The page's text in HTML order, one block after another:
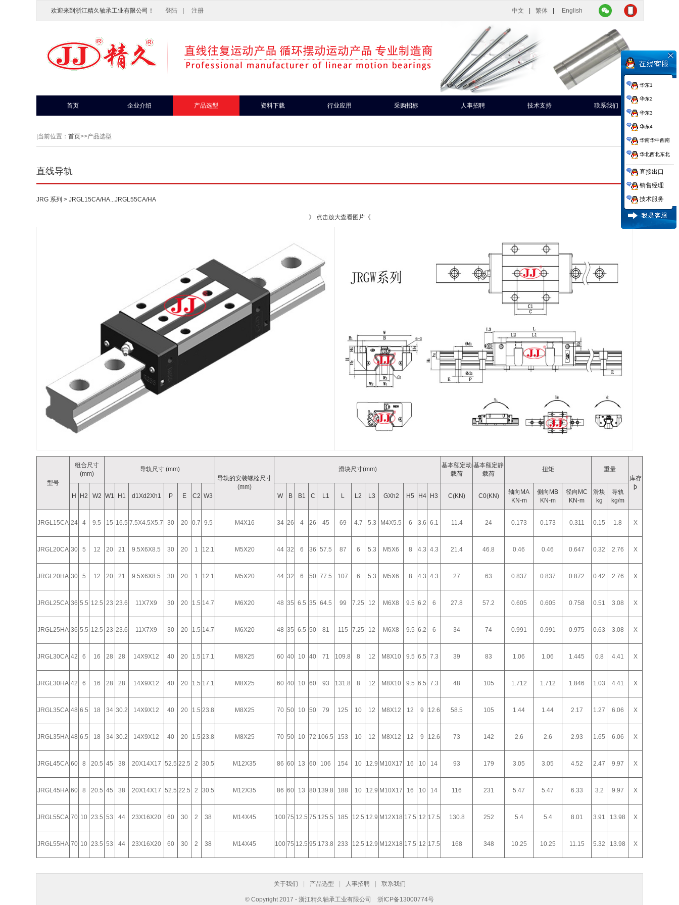
欢迎来到浙江精久轴承工业有限公司！ 登陆 注册 中文 繁体 English
首页 企业介绍 产品选型 资料下载 行业应用 采购招标 人事招聘 技术支持 联系我们
当前位置： 首页>>产品选型
直线导轨
JRG 系列 > JRGL15CA/HA...JRGL55CA/HA
》 点击放大查看图片《
型号
组合尺寸
(mm)
导轨尺寸 (mm)
导轨的安装螺栓尺寸
(mm)
滑块尺寸(mm)
基本额定动
载荷
基本额定静
载荷
扭矩
重量
库存
þ
H
H2 W2 W1 H1 d1Xd2Xh1 P E C2 W3 W B B1 C L1 L L2 L3 GXh2 H5 H4 H3 C(KN) C0(KN)
轴向MA
KN-m
侧向MB
KN-m
径向MC
KN-m
滑块
kg
导轨
kg/m
JRGL15CA 24 4 9.5 15 16.5 7.5X4.5X5.7 30 20 0.7 9.5 M4X16 34 26 4 26 45 69 4.7 5.3 M4X5.5 6 3.6 6.1 11.4 24 0.173 0.173 0.311 0.15 1.8 X
JRGL20CA 30 5 12 20 21 9.5X6X8.5 30 20 1 12.1 M5X20 44 32 6 36 57.5 87 6 5.3 M5X6 8 4.3 4.3 21.4 46.8 0.46 0.46 0.647 0.32 2.76 X
JRGL20HA 30 5 12 20 21 9.5X6X8.5 30 20 1 12.1 M5X20 44 32 6 50 77.5 107 6 5.3 M5X6 8 4.3 4.3 27 63 0.837 0.837 0.872 0.42 2.76 X
JRGL25CA 36 5.5 12.5 23 23.6 11X7X9 30 20 1.5 14.7 M6X20 48 35 6.5 35 64.5 99 7.25 12 M6X8 9.5 6.2 6 27.8 57.2 0.605 0.605 0.758 0.51 3.08 X
JRGL25HA 36 5.5 12.5 23 23.6 11X7X9 30 20 1.5 14.7 M6X20 48 35 6.5 50 81 115 7.25 12 M6X8 9.5 6.2 6 34 74 0.991 0.991 0.975 0.63 3.08 X
JRGL30CA 42 6 16 28 28 14X9X12 40 20 1.5 17.1 M8X25 60 40 10 40 71 109.8 8 12 M8X10 9.5 6.5 7.3 39 83 1.06 1.06 1.445 0.8 4.41 X
JRGL30HA 42 6 16 28 28 14X9X12 40 20 1.5 17.1 M8X25 60 40 10 60 93 131.8 8 12 M8X10 9.5 6.5 7.3 48 105 1.712 1.712 1.846 1.03 4.41 X
JRGL35CA 48 6.5 18 34 30.2 14X9X12 40 20 1.5 23.8 M8X25 70 50 10 50 79 125 10 12 M8X12 12 9 12.6 58.5 105 1.44 1.44 2.17 1.27 6.06 X
JRGL35HA 48 6.5 18 34 30.2 14X9X12 40 20 1.5 23.8 M8X25 70 50 10 72 106.5 153 10 12 M8X12 12 9 12.6 73 142 2.6 2.6 2.93 1.65 6.06 X
JRGL45CA 60 8 20.5 45 38 20X14X17 52.5 22.5 2 30.5 M12X35 86 60 13 60 106 154 10 12.9 M10X17 16 10 14 93 179 3.05 3.05 4.52 2.47 9.97 X
JRGL45HA 60 8 20.5 45 38 20X14X17 52.5 22.5 2 30.5 M12X35 86 60 13 80 139.8 188 10 12.9 M10X17 16 10 14 116 231 5.47 5.47 6.33 3.2 9.97 X
JRGL55CA 70 10 23.5 53 44 23X16X20 60 30 2 38 M14X45 100 75 12.5 75 125.5 185 12.5 12.9 M12X18 17.5 12 17.5 130.8 252 5.4 5.4 8.01 3.91 13.98 X
JRGL55HA 70 10 23.5 53 44 23X16X20 60 30 2 38 M14X45 100 75 12.5 95 173.8 233 12.5 12.9 M12X18 17.5 12 17.5 168 348 10.25 10.25 11.15 5.32 13.98 X
关于我们 | 产品选型 | 人事招聘 | 联系我们
© Copyright 2017 - 浙江精久轴承工业有限公司 浙ICP备13000774号
华东1
华东2
华东3
华东4
华南华中西南
华北西北东北
直接出口
销售经理
技术服务